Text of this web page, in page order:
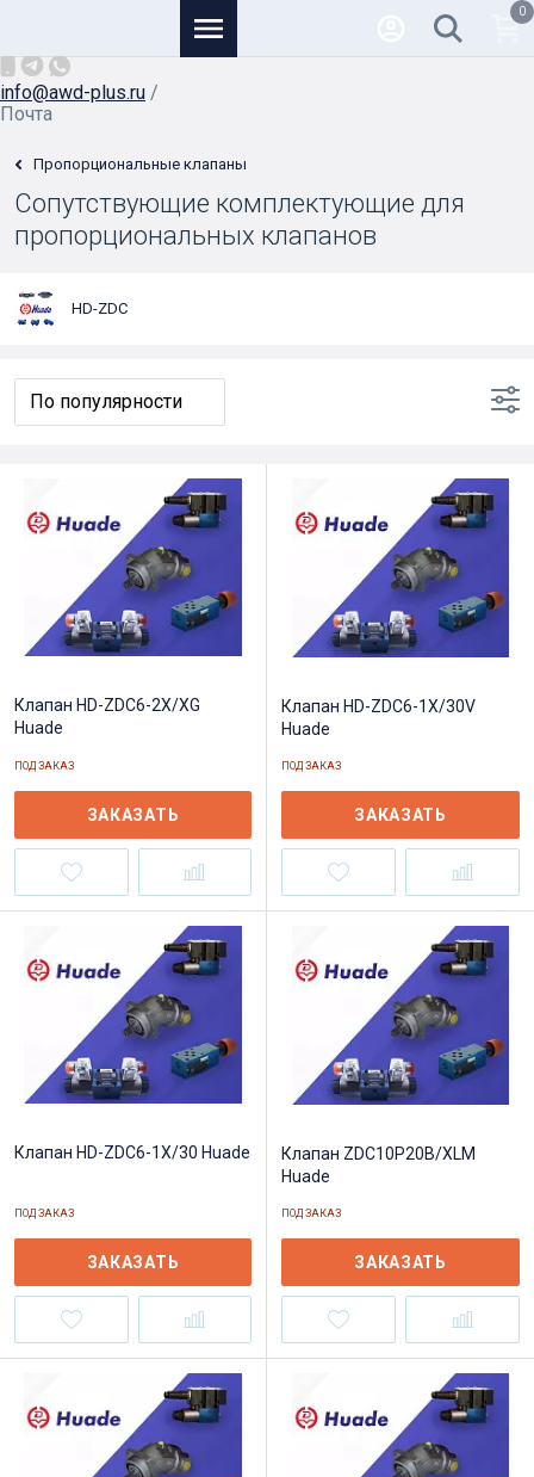
info@awd-plus.ru /
Почта
0
Пропорциональные клапаны
Сопутствующие комплектующие для
пропорциональных клапанов
HD-ZDC
Клапан HD-ZDC6-2X/XG
Huade
ПОД ЗАКАЗ
ЗАКАЗАТЬ
Клапан HD-ZDC6-1X/30V
Huade
ПОД ЗАКАЗ
ЗАКАЗАТЬ
Клапан HD-ZDC6-1X/30 Huade
ПОД ЗАКАЗ
ЗАКАЗАТЬ
Клапан ZDC10P20B/XLM
Huade
ПОД ЗАКАЗ
ЗАКАЗАТЬ